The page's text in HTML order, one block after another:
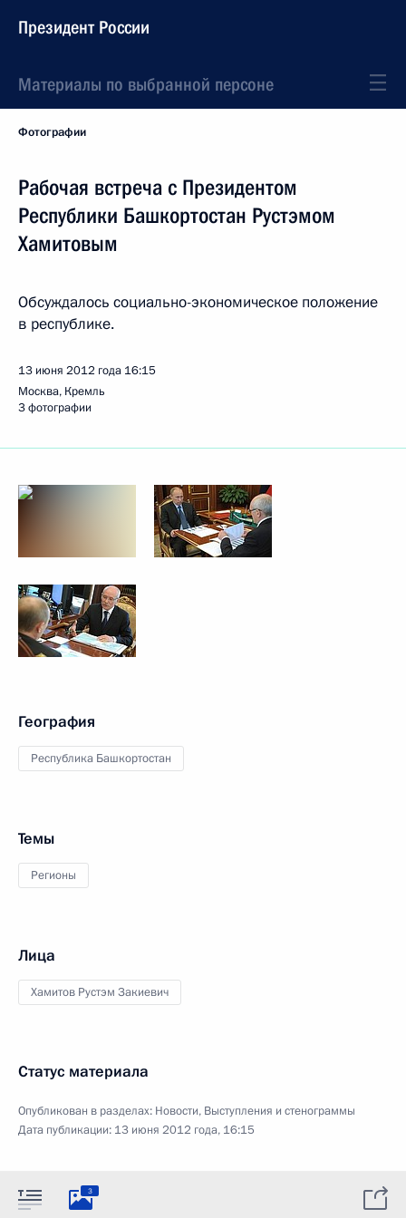
Президент России
Материалы по выбранной персоне
Фотографии
Рабочая встреча с Президентом
Республики Башкортостан Рустэмом
Хамитовым
Обсуждалось социально-экономическое положение
в республике.
13 июня 2012 года 16:15
Москва, Кремль
3 фотографии
География
Республика Башкортостан
Темы
Регионы
Лица
Хамитов Рустэм Закиевич
Статус материала
Опубликован в разделах: Новости, Выступления и стенограммы
Дата публикации: 13 июня 2012 года, 16:15
3